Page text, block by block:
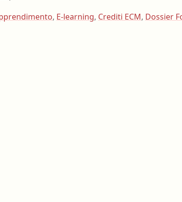
, E-learning, Crediti ECM, Dossier